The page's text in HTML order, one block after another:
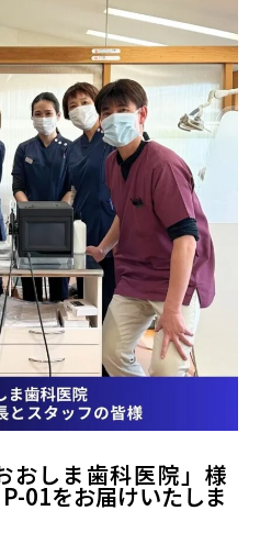
おしま歯科医院」様
01をお届けいたしま